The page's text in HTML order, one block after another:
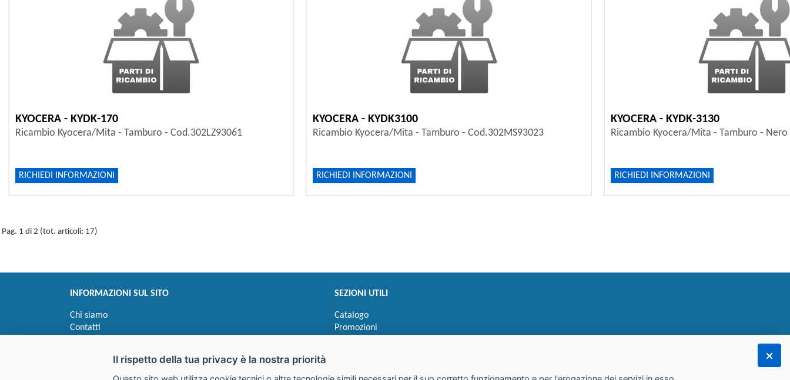
KYOCERA - KYDK-170
Ricambio Kyocera/Mita - Tamburo - Cod.302LZ93061
RICHIEDI INFORMAZIONI
KYOCERA - KYDK3100
Ricambio Kyocera/Mita - Tamburo - Cod.302MS93023
RICHIEDI INFORMAZIONI
KYOCERA - KYDK-3130
Ricambio Kyocera/Mita - Tamburo - Nero
RICHIEDI INFORMAZIONI
Pag. 1 di 2 (tot. articoli: 17)
INFORMAZIONI SUL SITO
Chi siamo
Contatti
SEZIONI UTILI
Catalogo
Promozioni
Il rispetto della tua privacy è la nostra priorità